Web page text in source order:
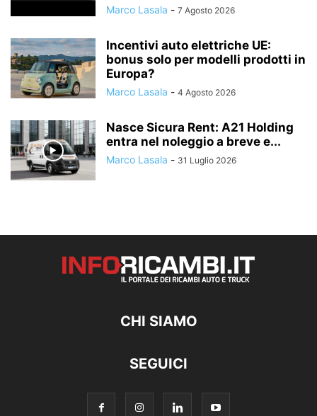
Marco Lasala - 7 Agosto 2026
Incentivi auto elettriche UE:
bonus solo per modelli prodotti in
Europa?
Marco Lasala - 4 Agosto 2026
Nasce Sicura Rent: A21 Holding
entra nel noleggio a breve e...
Marco Lasala - 31 Luglio 2026
CHI SIAMO
SEGUICI